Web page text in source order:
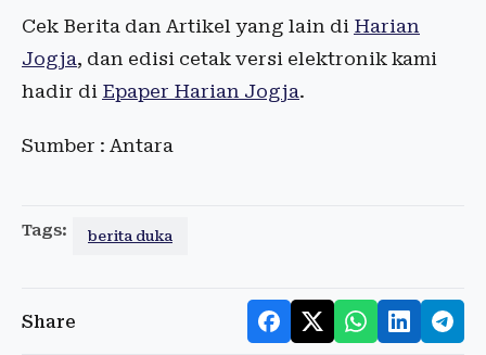
Cek Berita dan Artikel yang lain di Harian
Jogja, dan edisi cetak versi elektronik kami
hadir di Epaper Harian Jogja.
Sumber : Antara
Tags: berita duka
Share